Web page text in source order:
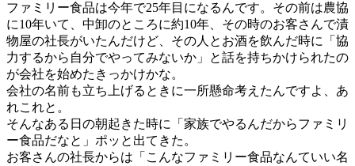
ファミリー食品は今年で25年目になるんです。その前は農協
に10年いて、中卸のところに約10年、その時のお客さんで漬
物屋の社長がいたんだけど、その人とお酒を飲んだ時に「協
力するから自分でやってみないか」と話を持ちかけられたの
が会社を始めたきっかけかな。
会社の名前も立ち上げるときに一所懸命考えたんですよ、あ
れこれと。
そんなある日の朝起きた時に「家族でやるんだからファミリ
ー食品だなと」ポッと出てきた。
お客さんの社長からは「こんなファミリー食品なんていい名